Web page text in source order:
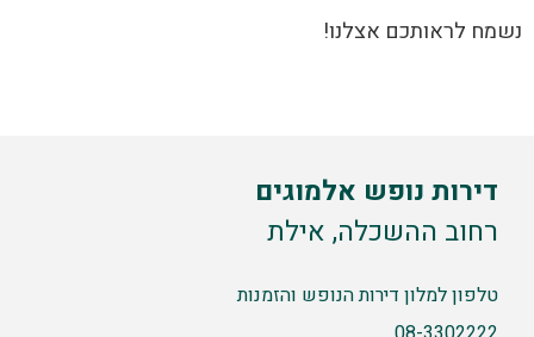
נשמח לראותכם אצלנו!
דירות נופש אלמוגים
רחוב ההשכלה, אילת
טלפון למלון דירות הנופש והזמנות